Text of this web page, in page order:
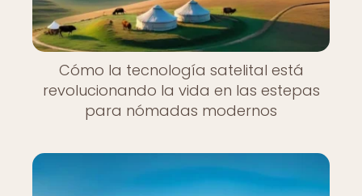
Cómo la tecnología satelital está
revolucionando la vida en las estepas
para nómadas modernos